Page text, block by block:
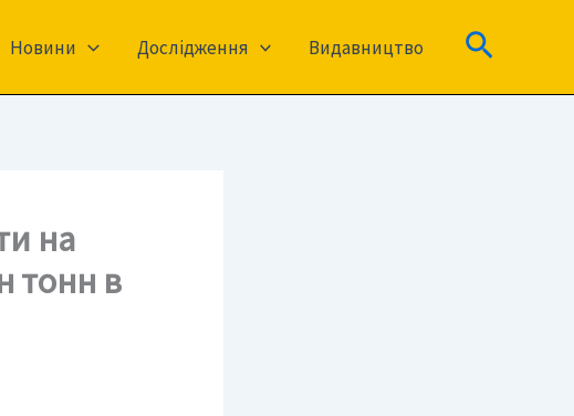
Новини Дослідження Видавництво Пошук
на
тонн в